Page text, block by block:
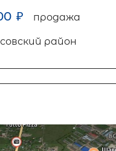
₽ продажа
район